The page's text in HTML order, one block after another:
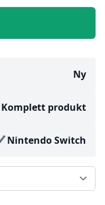
Ny
Komplett produkt
Nintendo Switch